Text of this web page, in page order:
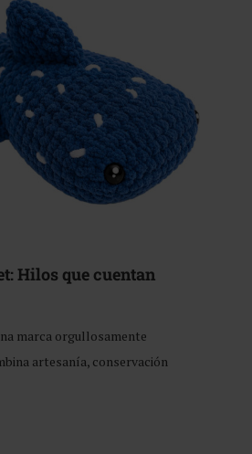
Hilos que cuentan
marca orgullosamente
artesanía, conservación